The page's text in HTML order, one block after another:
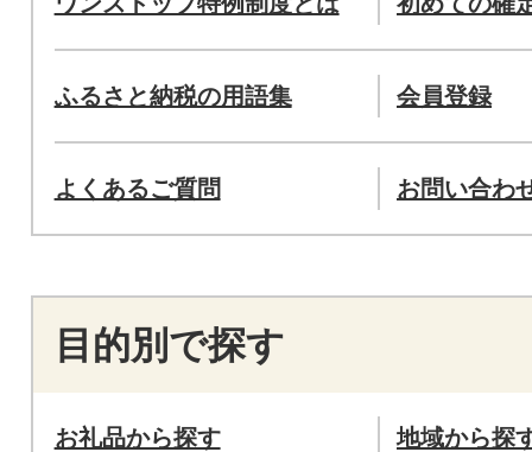
ふるさと納税の用語集 会員登録
よくあるご質問 お問い合わ
目的別で探す
お礼品から探す 地域から探